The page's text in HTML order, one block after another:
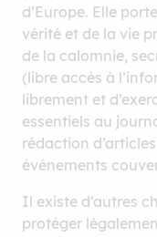
d’Europe. Elle
vérité et de la vie
de la calomnie,
(libre accès à
librement et
essentiels au
rédaction
événements
Il existe d’autres
protéger